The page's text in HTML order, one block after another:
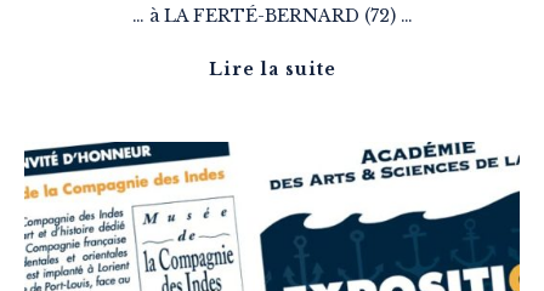
… à LA FERTÉ-BERNARD (72) …
Lire la suite